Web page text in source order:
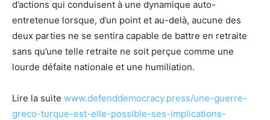
d’actions qui conduisent à une dynamique auto-
entretenue lorsque, d’un point et au-delà, aucune des
deux parties ne se sentira capable de battre en retraite
sans qu’une telle retraite ne soit perçue comme une
lourde défaite nationale et une humiliation.
Lire la suite www.defenddemocracy.press/une-guerre-
greco-turque-est-elle-possible-ses-implications-